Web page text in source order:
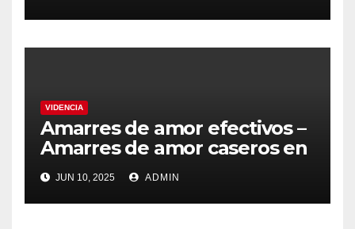
VIDENCIA
Amarres de amor efectivos –
Amarres de amor caseros en
casa fáciles funcionan gratis
JUN 10, 2025 ADMIN